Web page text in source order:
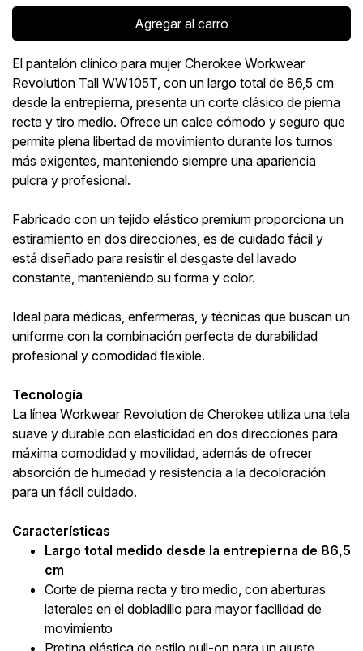
Agregar al carro
El pantalón clínico para mujer Cherokee Workwear
Revolution Tall WW105T, con un largo total de 86,5 cm
desde la entrepierna, presenta un corte clásico de pierna
recta y tiro medio. Ofrece un calce cómodo y seguro que
permite plena libertad de movimiento durante los turnos
más exigentes, manteniendo siempre una apariencia
pulcra y profesional.
Fabricado con un tejido elástico premium proporciona un
estiramiento en dos direcciones, es de cuidado fácil y
está diseñado para resistir el desgaste del lavado
constante, manteniendo su forma y color.
Ideal para médicas, enfermeras, y técnicas que buscan un
uniforme con la combinación perfecta de durabilidad
profesional y comodidad flexible.
Tecnología
La línea Workwear Revolution de Cherokee utiliza una tela
suave y durable con elasticidad en dos direcciones para
máxima comodidad y movilidad, además de ofrecer
absorción de humedad y resistencia a la decoloración
para un fácil cuidado.
Características
Largo total medido desde la entrepierna de 86,5
cm
Corte de pierna recta y tiro medio, con aberturas
laterales en el dobladillo para mayor facilidad de
movimiento
Pretina elástica de estilo pull-on para un ajuste